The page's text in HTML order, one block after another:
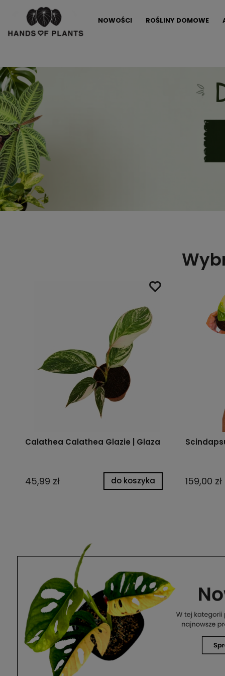
NOWOŚCI ROŚLINY DOMOWE
Calathea Calathea Glazie | Glaza
45,99 zł do koszyka 159,00 zł